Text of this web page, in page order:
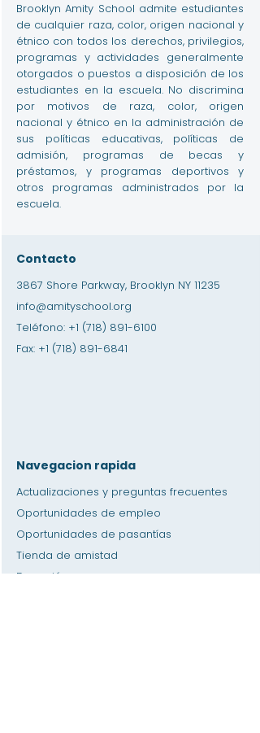
Brooklyn Amity School admite estudiantes
de cualquier raza, color, origen nacional y
étnico con todos los derechos, privilegios,
programas y actividades generalmente
otorgados o puestos a disposición de los
estudiantes en la escuela. No discrimina
por motivos de raza, color, origen
nacional y étnico en la administración de
sus políticas educativas, políticas de
admisión, programas de becas y
préstamos, y programas deportivos y
otros programas administrados por la
escuela.
Contacto
3867 Shore Parkway, Brooklyn NY 11235
info@amityschool.org
Teléfono: +1 (718) 891-6100
Fax: +1 (718) 891-6841
Navegacion rapida
Actualizaciones y preguntas frecuentes
Oportunidades de empleo
Oportunidades de pasantías
Tienda de amistad
Donación